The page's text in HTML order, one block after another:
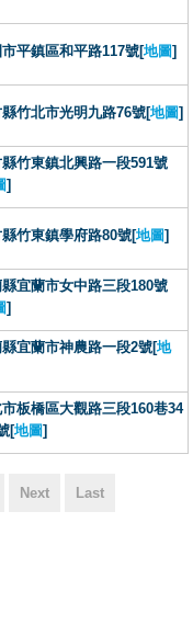
平鎮區和平路117號[地圖]
竹北市光明九路76號[地圖]
竹東鎮北興路一段591號
]
竹東鎮學府路80號[地圖]
宜蘭市女中路三段180號
]
宜蘭市神農路一段2號[地
板橋區大觀路三段160巷34
[地圖]
Next Last